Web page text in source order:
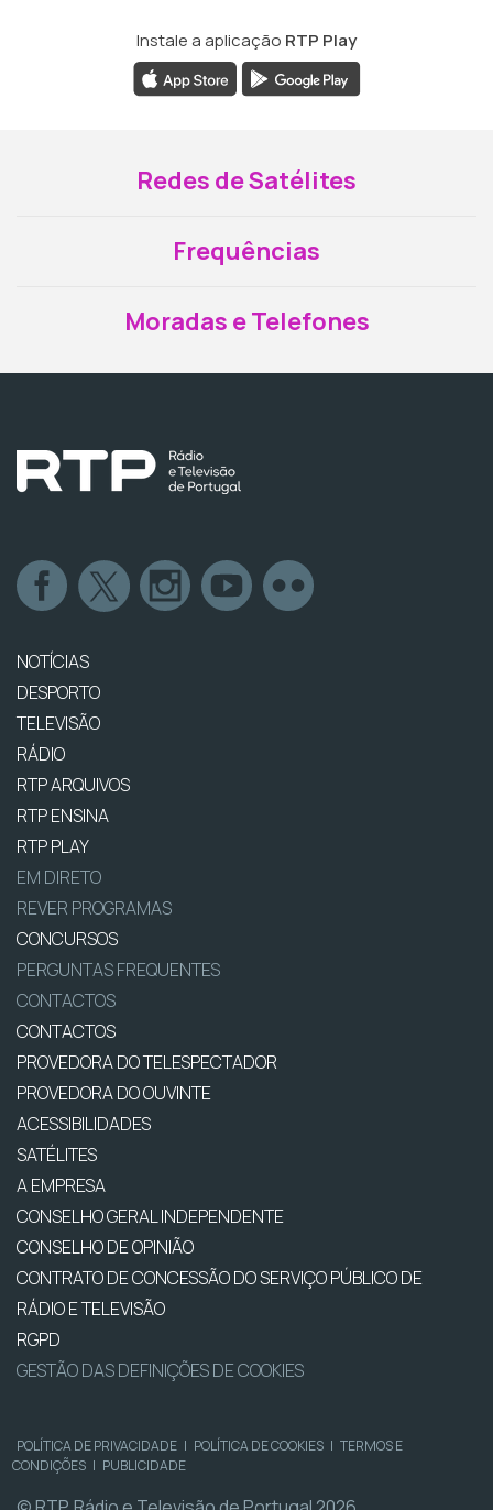
Instale a aplicação RTP Play
Redes de Satélites
Frequências
Moradas e Telefones
NOTÍCIAS
DESPORTO
TELEVISÃO
RÁDIO
RTP ARQUIVOS
RTP ENSINA
RTP PLAY
EM DIRETO
REVER PROGRAMAS
CONCURSOS
PERGUNTAS FREQUENTES
CONTACTOS
CONTACTOS
PROVEDORA DO TELESPECTADOR
PROVEDORA DO OUVINTE
ACESSIBILIDADES
SATÉLITES
A EMPRESA
CONSELHO GERAL INDEPENDENTE
CONSELHO DE OPINIÃO
CONTRATO DE CONCESSÃO DO SERVIÇO PÚBLICO DE
RÁDIO E TELEVISÃO
RGPD
GESTÃO DAS DEFINIÇÕES DE COOKIES
POLÍTICA DE PRIVACIDADE | POLÍTICA DE COOKIES | TERMOS E
CONDIÇÕES | PUBLICIDADE